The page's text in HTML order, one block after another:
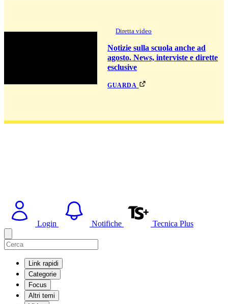
Diretta video
Notizie sulla scuola anche ad
agosto. News, interviste e dirette
esclusive
guarda
Login Notifiche Tecnica Plus
Link rapidi
Categorie
Focus
Altri temi